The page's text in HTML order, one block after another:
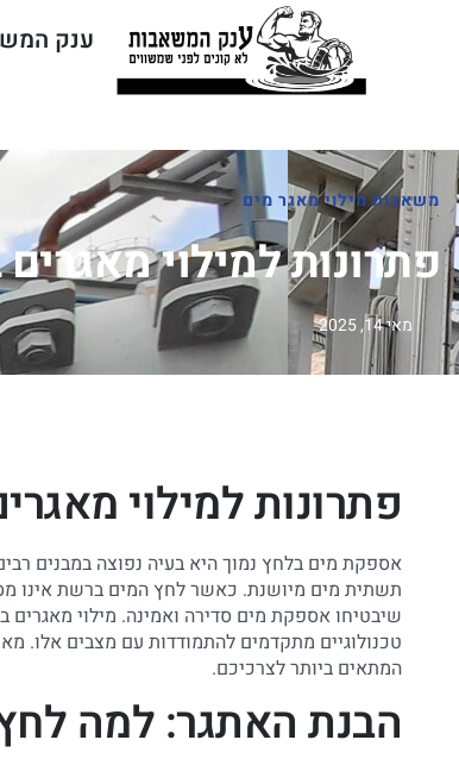
ענק
משאבות מילוי מאגר מים
פתרונות למילוי
מאי 14, 2025
פתרונות למילוי
אספקת מים בלחץ נמוך היא בעיה נפוצה במבנים
תשתית מים מיושנת. כאשר לחץ המים ברשת אינו
שיבטיחו אספקת מים סדירה ואמינה. מילוי מאגרים
טכנולוגיים מתקדמים להתמודדות עם מצבים אלו.
המתאים ביותר לצרכיכם.
הבנת האתגר: למה